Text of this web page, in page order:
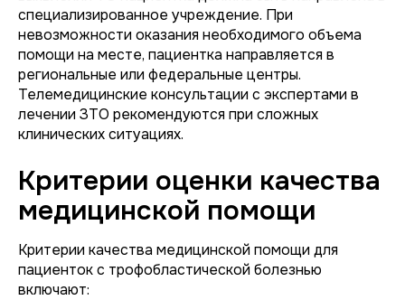
специализированное учреждение. При
невозможности оказания необходимого объема
помощи на месте, пациентка направляется в
региональные или федеральные центры.
Телемедицинские консультации с экспертами в
лечении ЗТО рекомендуются при сложных
клинических ситуациях.
Критерии оценки качества
медицинской помощи
Критерии качества медицинской помощи для
пациенток с трофобластической болезнью
включают: